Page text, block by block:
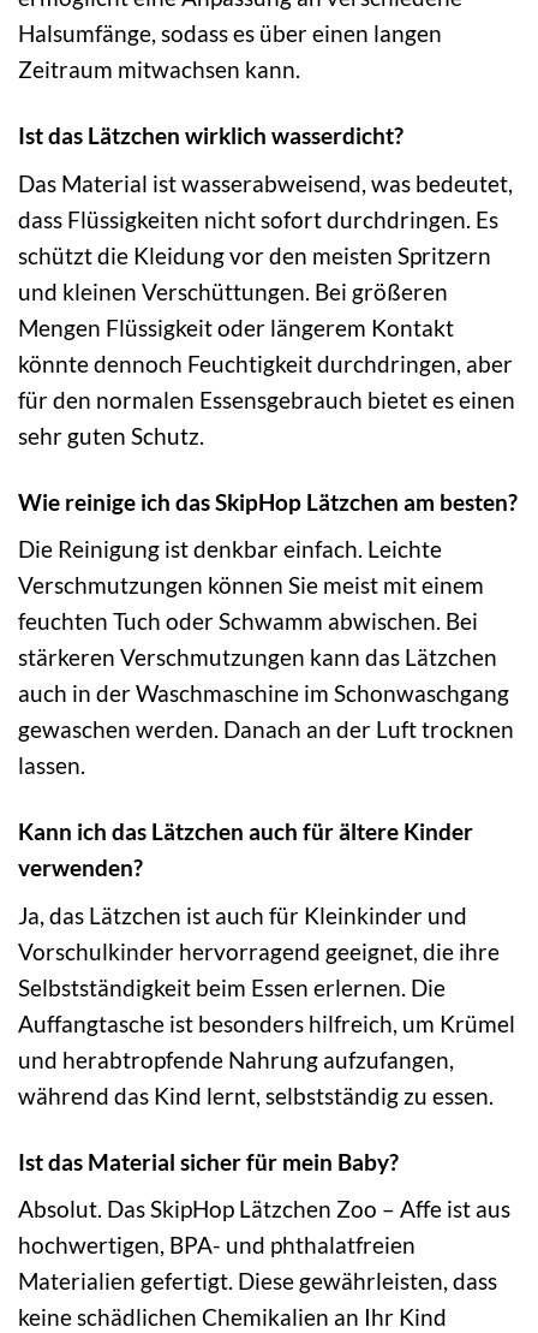
Halsumfänge, sodass es über einen langen
Zeitraum mitwachsen kann.
Ist das Lätzchen wirklich wasserdicht?
Das Material ist wasserabweisend, was bedeutet,
dass Flüssigkeiten nicht sofort durchdringen. Es
schützt die Kleidung vor den meisten Spritzern
und kleinen Verschüttungen. Bei größeren
Mengen Flüssigkeit oder längerem Kontakt
könnte dennoch Feuchtigkeit durchdringen, aber
für den normalen Essensgebrauch bietet es einen
sehr guten Schutz.
Wie reinige ich das SkipHop Lätzchen am besten?
Die Reinigung ist denkbar einfach. Leichte
Verschmutzungen können Sie meist mit einem
feuchten Tuch oder Schwamm abwischen. Bei
stärkeren Verschmutzungen kann das Lätzchen
auch in der Waschmaschine im Schonwaschgang
gewaschen werden. Danach an der Luft trocknen
lassen.
Kann ich das Lätzchen auch für ältere Kinder
verwenden?
Ja, das Lätzchen ist auch für Kleinkinder und
Vorschulkinder hervorragend geeignet, die ihre
Selbstständigkeit beim Essen erlernen. Die
Auffangtasche ist besonders hilfreich, um Krümel
und herabtropfende Nahrung aufzufangen,
während das Kind lernt, selbstständig zu essen.
Ist das Material sicher für mein Baby?
Absolut. Das SkipHop Lätzchen Zoo – Affe ist aus
hochwertigen, BPA- und phthalatfreien
Materialien gefertigt. Diese gewährleisten, dass
keine schädlichen Chemikalien an Ihr Kind